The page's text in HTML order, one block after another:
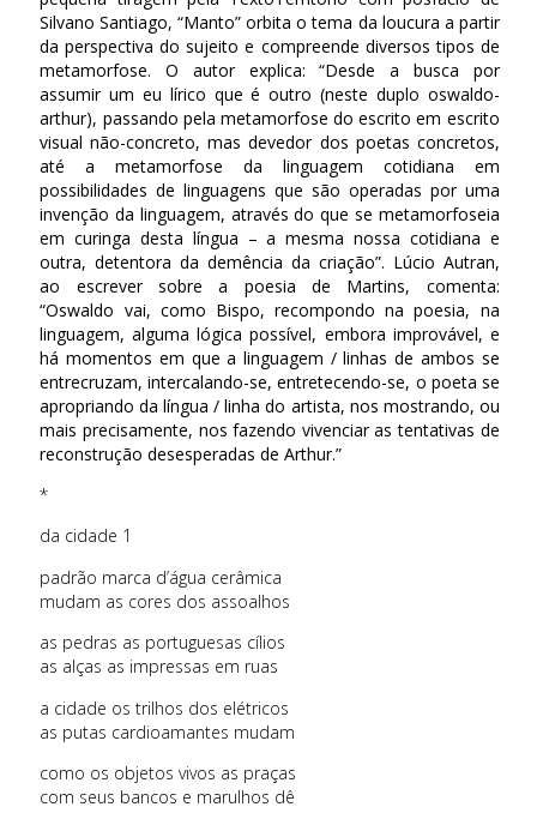
Silvano Santiago, “Manto” orbita o tema da loucura a partir
da perspectiva do sujeito e compreende diversos tipos de
metamorfose. O autor explica: “Desde a busca por
assumir um eu lírico que é outro (neste duplo oswaldo-
arthur), passando pela metamorfose do escrito em escrito
visual não-concreto, mas devedor dos poetas concretos,
até a metamorfose da linguagem cotidiana em
possibilidades de linguagens que são operadas por uma
invenção da linguagem, através do que se metamorfoseia
em curinga desta língua – a mesma nossa cotidiana e
outra, detentora da demência da criação”. Lúcio Autran,
ao escrever sobre a poesia de Martins, comenta:
“Oswaldo vai, como Bispo, recompondo na poesia, na
linguagem, alguma lógica possível, embora improvável, e
há momentos em que a linguagem / linhas de ambos se
entrecruzam, intercalando-se, entretecendo-se, o poeta se
apropriando da língua / linha do artista, nos mostrando, ou
mais precisamente, nos fazendo vivenciar as tentativas de
reconstrução desesperadas de Arthur.”
*
da cidade 1
padrão marca d’água cerâmica
mudam as cores dos assoalhos
as pedras as portuguesas cílios
as alças as impressas em ruas
a cidade os trilhos dos elétricos
as putas cardioamantes mudam
como os objetos vivos as praças
com seus bancos e marulhos dê